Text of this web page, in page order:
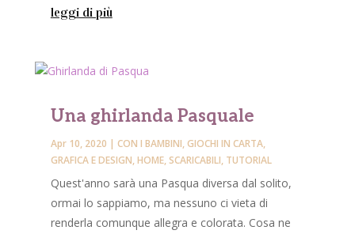
leggi di più
Una ghirlanda Pasquale
Apr 10, 2020 | CON I BAMBINI,GIOCHI IN CARTA,
GRAFICA E DESIGN,HOME,SCARICABILI, TUTORIAL
Quest'anno sarà una Pasqua diversa dal solito,
ormai lo sappiamo, ma nessuno ci vieta di
renderla comunque allegra e colorata. Cosa ne